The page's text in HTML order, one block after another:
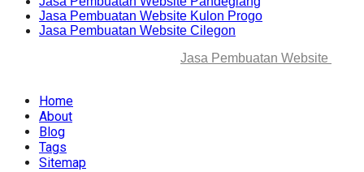
Jasa Pembuatan Website Kulon Progo
Jasa Pembuatan Website Cilegon
Jasa Pembuatan Website
Home
About
Blog
Tags
Sitemap